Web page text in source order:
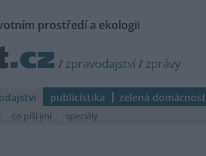
prostředí a ekologii
/ zpravodajství/ zprávy
publicistika zelená domácnost
co píší jiní speciály